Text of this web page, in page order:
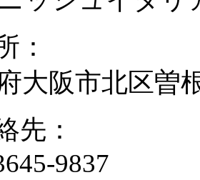
：
大阪市北区曽
先：
9837